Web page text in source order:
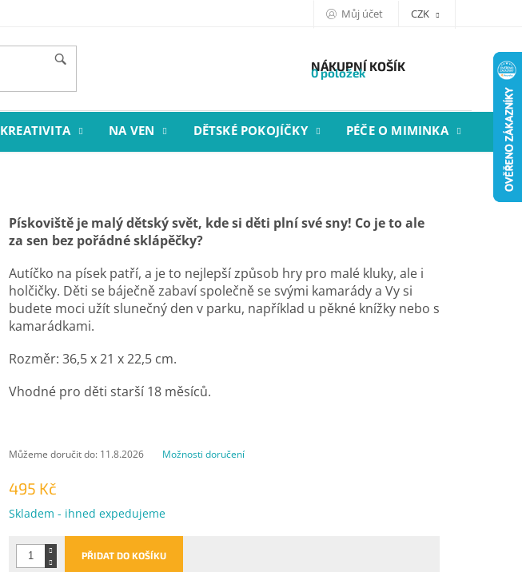
Můj účet CZK
NÁKUPNÍ KOŠÍK
0 položek
KREATIVITA NA VEN DĚTSKÉ POKOJÍČKY PÉČE O MIMINKA
495 Kč
Měrná
Skladem - ihned expedujeme
Můžeme doručit do: 11.8.2026 Možnosti doručení
PŘIDAT DO KOŠÍKU
Pískoviště je malý dětský svět, kde si děti plní své sny! Co je to ale
za sen bez pořádné sklápěčky?
Autíčko na písek patří, a je to nejlepší způsob hry pro malé kluky, ale i
holčičky. Děti se báječně zabaví společně se svými kamarády a Vy si
budete moci užít slunečný den v parku, například u pěkné knížky nebo s
kamarádkami.
Rozměr: 36,5 x 21 x 22,5 cm.
Vhodné pro děti starší 18 měsíců.